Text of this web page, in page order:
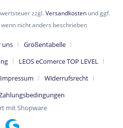
zzgl.Versandkosten und ggf.
nicht anders beschrieben
uns
Größentabelle
LEOS eComerce TOP LEVEL
Impressum
Widerrufsrecht
mit Shopware